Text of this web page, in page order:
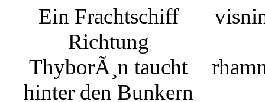
Ein Frachtschiff
Richtung
ThyborÃ¸n taucht
hinter den Bunkern